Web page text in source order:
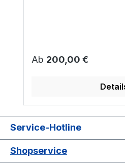
Regulärer Preis:
Ab 200,00 €
Service-Hotline
Shopservice